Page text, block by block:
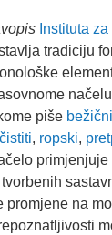
Instituta
tradiciju
piše bežični
, ropski,
promjene na